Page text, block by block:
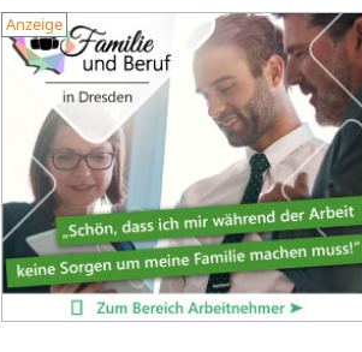
Anzeige